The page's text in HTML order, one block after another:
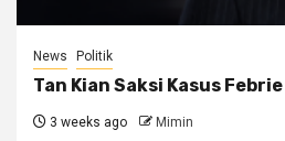
News Politik
Tan Kian Saksi Kasus
3 weeks ago Mimin